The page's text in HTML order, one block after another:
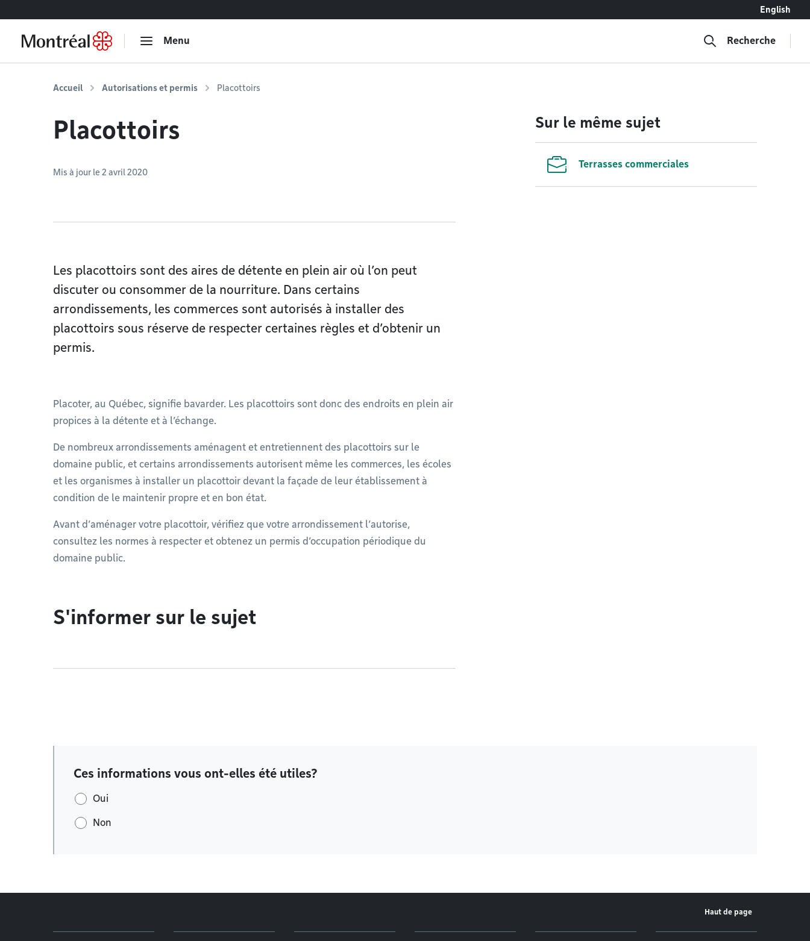
English
Menu Recherche
Accueil Autorisations et permis Placottoirs
Placottoirs
Mis à jour le 2 avril 2020
Les placottoirs sont des aires de détente en plein air où l’on peut
discuter ou consommer de la nourriture. Dans certains
arrondissements, les commerces sont autorisés à installer des
placottoirs sous réserve de respecter certaines règles et d’obtenir un
permis.
Placoter, au Québec, signifie bavarder. Les placottoirs sont donc des endroits en plein air
propices à la détente et à l’échange.
De nombreux arrondissements aménagent et entretiennent des placottoirs sur le
domaine public, et certains arrondissements autorisent même les commerces, les écoles
et les organismes à installer un placottoir devant la façade de leur établissement à
condition de le maintenir propre et en bon état.
Avant d’aménager votre placottoir, vérifiez que votre arrondissement l’autorise,
consultez les normes à respecter et obtenez un permis d’occupation périodique du
domaine public.
S'informer sur le sujet
Sur le même sujet
Terrasses commerciales
Ces informations vous ont-elles été utiles?
Oui
Non
Haut de page